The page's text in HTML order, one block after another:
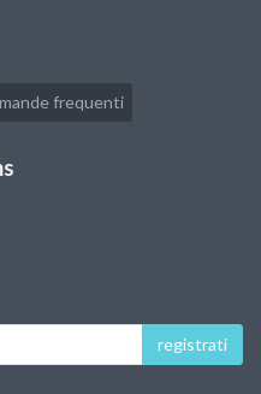
frequenti
registrati